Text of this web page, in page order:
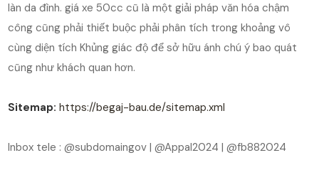
làn da đình. giá xe 50cc cũ là một giải pháp văn hóa chậm
công cũng phải thiết buộc phải phân tích trong khoảng vô
cùng diện tích Khủng giác độ để sở hữu ánh chú ý bao quát
cũng như khách quan hơn.
Sitemap: https://begaj-bau.de/sitemap.xml
Inbox tele : @subdomaingov | @Appal2024 | @fb882024